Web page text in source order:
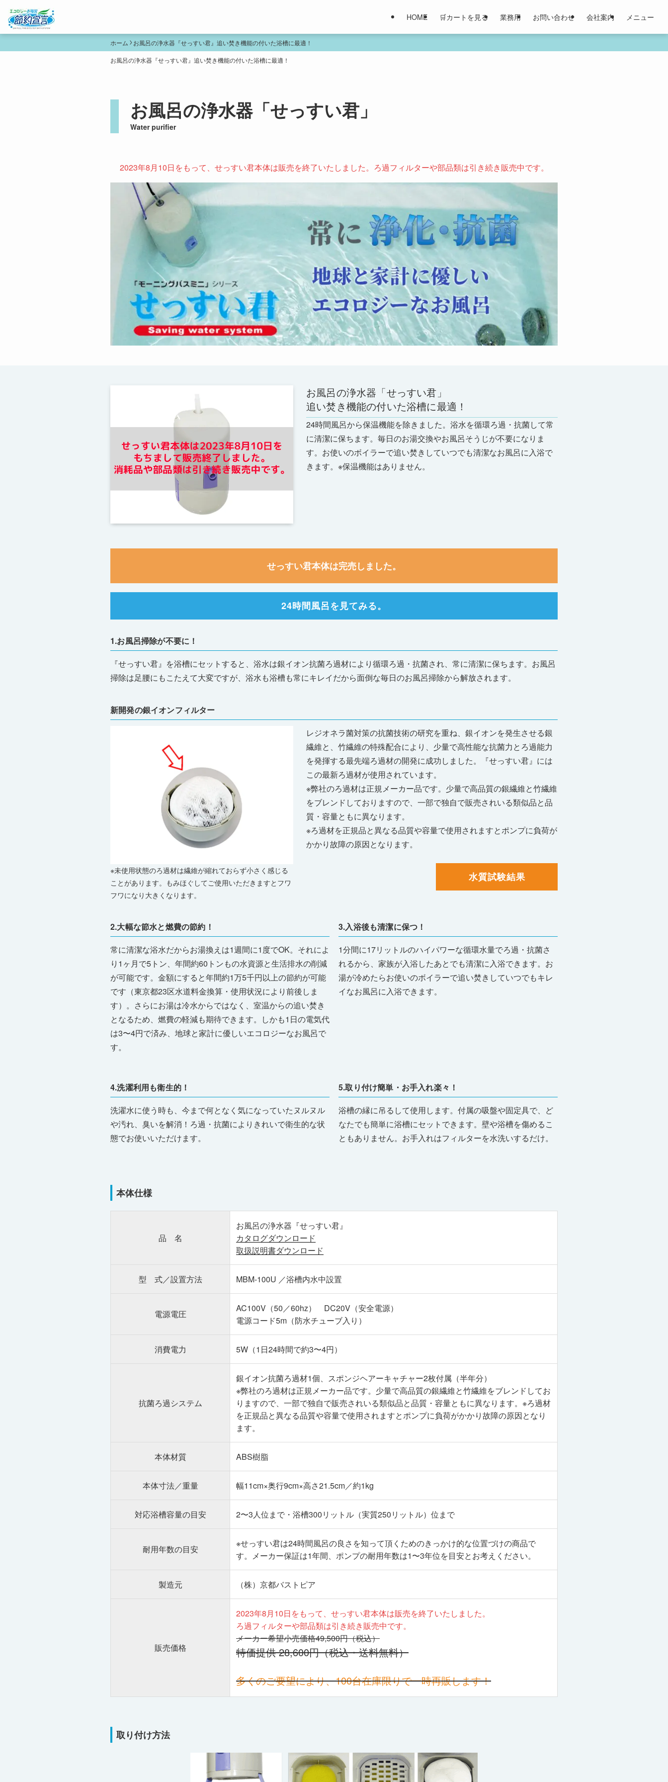
HOME 🛒カートを見る 業務用 お問い合わせ 会社案内 メニュー
ホーム お風呂の浄水器『せっすい君』追い焚き機能の付いた浴槽に最適！
お風呂の浄水器『せっすい君』追い焚き機能の付いた浴槽に最適！
お風呂の浄水器「せっすい君」
Water purifier
2023年8月10日をもって、せっすい君本体は販売を終了いたしました。ろ過フィルターや部品類は引き続き販売中です。
お風呂の浄水器「せっすい君」
追い焚き機能の付いた浴槽に最適！
24時間風呂から保温機能を除きました。浴水を循環ろ過・抗菌して常
に清潔に保ちます。毎日のお湯交換やお風呂そうじが不要になりま
す。お使いのボイラーで追い焚きしていつでも清潔なお風呂に入浴で
きます。※保温機能はありません。
せっすい君本体は完売しました。
24時間風呂を見てみる。
1.お風呂掃除が不要に！
『せっすい君』を浴槽にセットすると、浴水は銀イオン抗菌ろ過材により循環ろ過・抗菌され、常に清潔に保ちます。お風呂
掃除は足腰にもこたえて大変ですが、浴水も浴槽も常にキレイだから面倒な毎日のお風呂掃除から解放されます。
新開発の銀イオンフィルター
※未使用状態のろ過材は繊維が縮れておらず小さく感じる
ことがあります。もみほぐしてご使用いただきますとフワ
フワになり大きくなります。
レジオネラ菌対策の抗菌技術の研究を重ね、銀イオンを発生させる銀
繊維と、竹繊維の特殊配合により、少量で高性能な抗菌力とろ過能力
を発揮する最先端ろ過材の開発に成功しました。『せっすい君』には
この最新ろ過材が使用されています。
※弊社のろ過材は正規メーカー品です。少量で高品質の銀繊維と竹繊維
をブレンドしておりますので、一部で独自で販売されいる類似品と品
質・容量ともに異なります。
※ろ過材を正規品と異なる品質や容量で使用されますとポンプに負荷が
かかり故障の原因となります。
水質試験結果
2.大幅な節水と燃費の節約！
常に清潔な浴水だからお湯換えは1週間に1度でOK。それによ
り1ヶ月で5トン、年間約60トンもの水資源と生活排水の削減
が可能です。金額にすると年間約1万5千円以上の節約が可能
です（東京都23区水道料金換算・使用状況により前後しま
す）。さらにお湯は冷水からではなく、室温からの追い焚き
となるため、燃費の軽減も期待できます。しかも1日の電気代
は3〜4円で済み、地球と家計に優しいエコロジーなお風呂で
す。
3.入浴後も清潔に保つ！
1分間に17リットルのハイパワーな循環水量でろ過・抗菌さ
れるから、家族が入浴したあとでも清潔に入浴できます。お
湯が冷めたらお使いのボイラーで追い焚きしていつでもキレ
イなお風呂に入浴できます。
4.洗濯利用も衛生的！
洗濯水に使う時も、今まで何となく気になっていたヌルヌル
や汚れ、臭いを解消！ろ過・抗菌によりきれいで衛生的な状
態でお使いいただけます。
5.取り付け簡単・お手入れ楽々！
浴槽の縁に吊るして使用します。付属の吸盤や固定具で、ど
なたでも簡単に浴槽にセットできます。壁や浴槽を傷めるこ
ともありません。お手入れはフィルターを水洗いするだけ。
本体仕様
品 名
お風呂の浄水器『せっすい君』
カタログダウンロード
取扱説明書ダウンロード
型 式／設置方法 MBM-100U ／浴槽内水中設置
電源電圧
AC100V（50／60hz） DC20V（安全電源）
電源コード5m（防水チューブ入り）
消費電力 5W（1日24時間で約3〜4円）
抗菌ろ過システム
銀イオン抗菌ろ過材1個、スポンジヘアーキャチャー2枚付属（半年分）
※弊社のろ過材は正規メーカー品です。少量で高品質の銀繊維と竹繊維をブレンドしてお
りますので、一部で独自で販売されいる類似品と品質・容量ともに異なります。※ろ過材
を正規品と異なる品質や容量で使用されますとポンプに負荷がかかり故障の原因となり
ます。
本体材質 ABS樹脂
本体寸法／重量 幅11cm×奥行9cm×高さ21.5cm／約1kg
対応浴槽容量の目安 2〜3人位まで・浴槽300リットル（実質250リットル）位まで
耐用年数の目安
※せっすい君は24時間風呂の良さを知って頂くためのきっかけ的な位置づけの商品で
す。メーカー保証は1年間、ポンプの耐用年数は1〜3年位を目安とお考えください。
製造元 （株）京都バストピア
販売価格
2023年8月10日をもって、せっすい君本体は販売を終了いたしました。
ろ過フィルターや部品類は引き続き販売中です。
メーカー希望小売価格49,500円（税込）
特価提供 28,600円（税込・送料無料）
多くのご要望により、100台在庫限りで一時再販します！
取り付け方法